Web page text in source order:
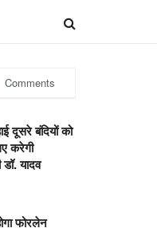
Comments
दूसरे बंदियों को
करेगी
यादव
फोरलेन